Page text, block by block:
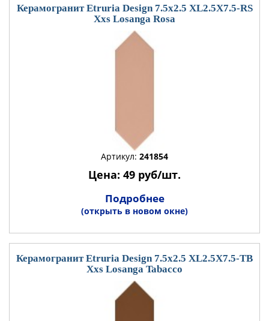
Керамогранит Etruria Design 7.5x2.5 XL2.5X7.5-RS
Xxs Losanga Rosa
Артикул: 241854
Цена: 49 руб/шт.
Подробнее
(открыть в новом окне)
Керамогранит Etruria Design 7.5x2.5 XL2.5X7.5-TB
Xxs Losanga Tabacco